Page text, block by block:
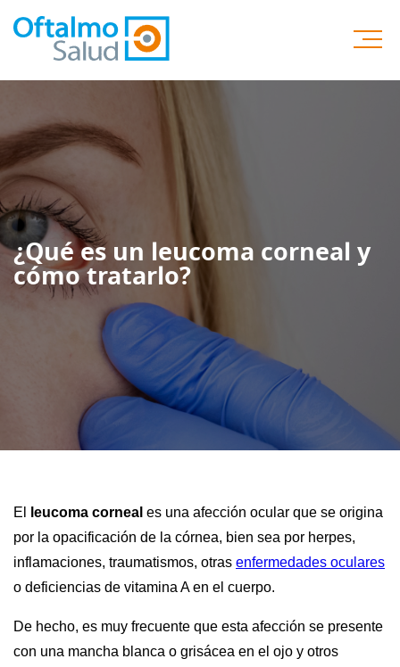
¿Qué es un leucoma corneal y
cómo tratarlo?
El leucoma corneal es una afección ocular que se origina
por la opacificación de la córnea, bien sea por herpes,
inflamaciones, traumatismos, otras enfermedades oculares
o deficiencias de vitamina A en el cuerpo.
De hecho, es muy frecuente que esta afección se presente
con una mancha blanca o grisácea en el ojo y otros